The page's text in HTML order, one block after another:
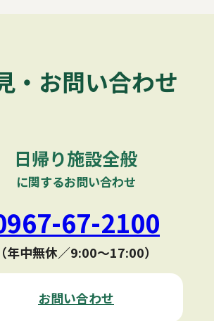
・お問い合わせ
日帰り施設全般
に関するお問い合わせ
67-2100
（年中無休／9:00〜17:00）
お問い合わせ